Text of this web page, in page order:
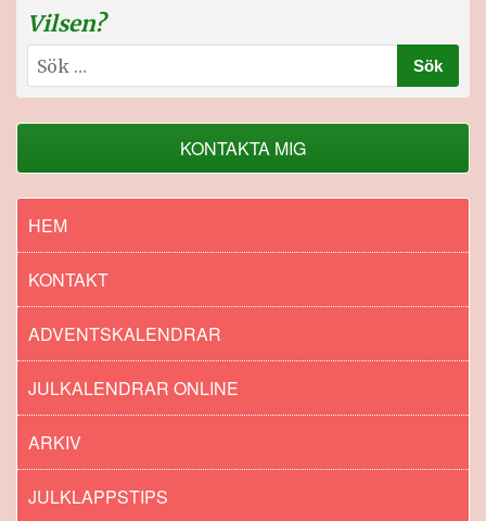
Vilsen?
Sök
efter:
KONTAKTA MIG
HEM
KONTAKT
ADVENTSKALENDRAR
JULKALENDRAR ONLINE
ARKIV
JULKLAPPSTIPS